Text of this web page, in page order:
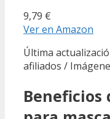
9,79 €
Ver en Amazon
Última
afiliados /
Beneficios